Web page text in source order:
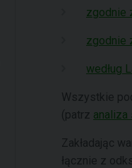
zgodnie
zgodnie
według
Wszystkie
(patrz analiza
Zakładając
łącznie z